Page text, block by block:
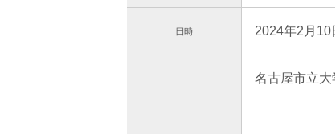
日時 2024年2月10
名古屋市立